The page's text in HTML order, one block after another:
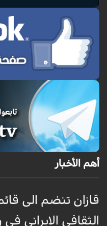
أهم الأخبار
قازان تنضم الى
الثقافي الايراني